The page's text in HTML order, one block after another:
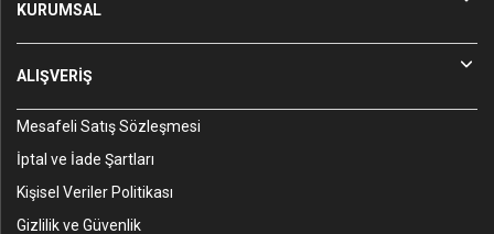
KURUMSAL
ALIŞVERİŞ
Mesafeli Satış Sözleşmesi
İptal ve İade Şartları
Kişisel Veriler Politikası
Gizlilik ve Güvenlik